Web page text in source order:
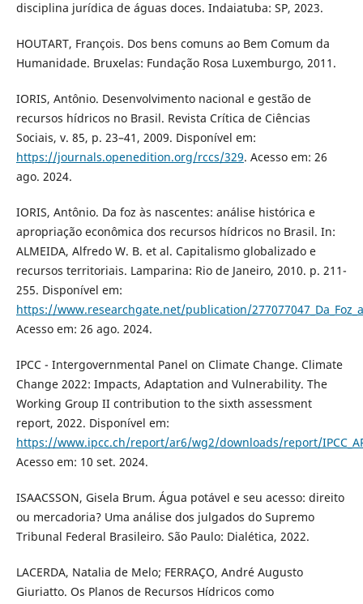
disciplina jurídica de águas doces. Indaiatuba: SP, 2023.
HOUTART, François. Dos bens comuns ao Bem Comum da
Humanidade. Bruxelas: Fundação Rosa Luxemburgo, 2011.
IORIS, Antônio. Desenvolvimento nacional e gestão de
recursos hídricos no Brasil. Revista Crítica de Ciências
Sociais, v. 85, p. 23–41, 2009. Disponível em:
https://journals.openedition.org/rccs/329. Acesso em: 26
ago. 2024.
IORIS, Antônio. Da foz às nascentes: análise histórica e
apropriação econômica dos recursos hídricos no Brasil. In:
ALMEIDA, Alfredo W. B. et al. Capitalismo globalizado e
recursos territoriais. Lamparina: Rio de Janeiro, 2010. p. 211-
255. Disponível em:
https://www.researchgate.net/publication/
Acesso em: 26 ago. 2024.
IPCC - Intergovernmental Panel on Climate Change. Climate
Change 2022: Impacts, Adaptation and Vulnerability. The
Working Group II contribution to the sixth assessment
report, 2022. Disponível em:
https://www.ipcc.ch/report/ar6/wg2/downloads/report/
Acesso em: 10 set. 2024.
ISAACSSON, Gisela Brum. Água potável e seu acesso: direito
ou mercadoria? Uma análise dos julgados do Supremo
Tribunal Federal Brasileiro. São Paulo: Dialética, 2022.
LACERDA, Natalia de Melo; FERRAÇO, André Augusto
Giuriatto. Os Planos de Recursos Hídricos como